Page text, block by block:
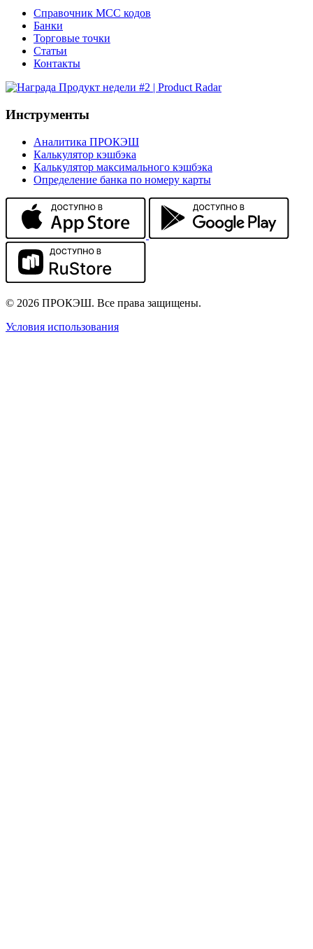
Справочник MCC кодов
Банки
Торговые точки
Статьи
Контакты
Инструменты
Аналитика ПРОКЭШ
Калькулятор кэшбэка
Калькулятор максимального кэшбэка
Определение банка по номеру карты
© 2026 ПРОКЭШ. Все права защищены.
Условия использования